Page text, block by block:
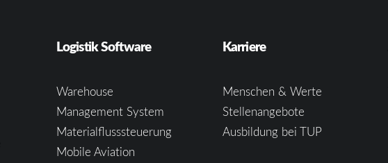
Logistik Software
Warehouse
Management System
Materialflusssteuerung
Mobile Aviation
Karriere
Menschen & Werte
Stellenangebote
Ausbildung bei TUP